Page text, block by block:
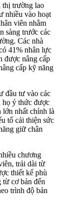
thị trường lao
nhiều vào hoạt
viên nhằm
sàng trước các
Các nhà
41% nhân lực
được nâng cấp
cấp kỹ năng
đầu tư vào các
họ ý thức được
nhất chính là
tố cải thiện sức
giữ chân
chương
trải dài từ
thiết kế phù
cơ bản đến
trình độ bản